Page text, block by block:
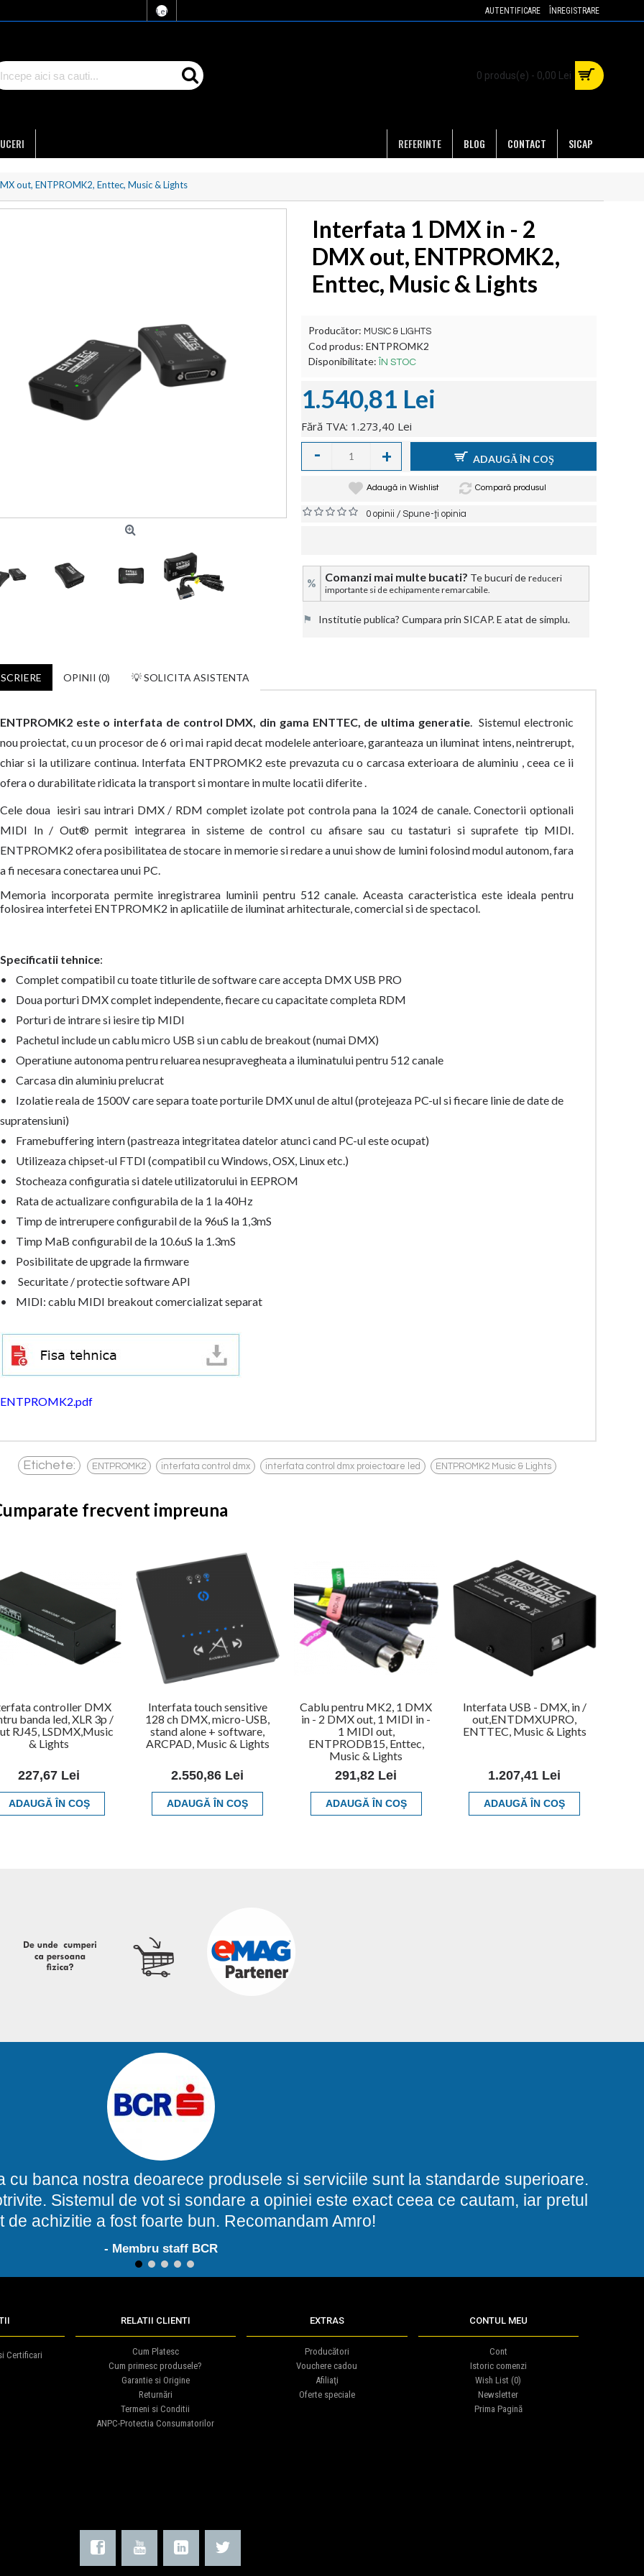
Lei AUTENTIFICARE ÎNREGISTRARE
0 produs(e) - 0,00 Lei
SICAP
CONTACT
BLOG
REFERINTE
out, ENTPROMK2, Enttec, Music & Lights
Interfata 1 DMX in - 2
DMX out, ENTPROMK2,
Enttec, Music & Lights
Producător: MUSIC & LIGHTS
Cod produs: ENTPROMK2
Disponibilitate: ÎN STOC
1.540,81 Lei
Fără TVA: 1.273,40 Lei
- + ADAUGĂ ÎN COŞ
Adaugă in Wishlist Compară produsul
0 opinii /Spune-ţi opinia
% Comanzi mai multe bucati? Te bucuri de reduceri
importante si de echipamente remarcabile.
⚑ Institutie publica? Cumpara prin SICAP. E atat de simplu.
OPINII (0) 💡 SOLICITA ASISTENTA
ENTPROMK2 este o interfata de control DMX, din gama ENTTEC, de ultima generatie. Sistemul electronic
nou proiectat, cu un procesor de 6 ori mai rapid decat modelele anterioare, garanteaza un iluminat intens, neintrerupt,
chiar si la utilizare continua. Interfata ENTPROMK2 este prevazuta cu o carcasa exterioara de aluminiu , ceea ce ii
ofera o durabilitate ridicata la transport si montare in multe locatii diferite .
Cele doua iesiri sau intrari DMX / RDM complet izolate pot controla pana la 1024 de canale. Conectorii optionali
MIDI In / Out® permit integrarea in sisteme de control cu afisare sau cu tastaturi si suprafete tip MIDI.
ENTPROMK2 ofera posibilitatea de stocare in memorie si redare a unui show de lumini folosind modul autonom, fara
a fi necesara conectarea unui PC.
Memoria incorporata permite inregistrarea luminii pentru 512 canale. Aceasta caracteristica este ideala pentru
folosirea interfetei ENTPROMK2 in aplicatiile de iluminat arhitecturale, comercial si de spectacol.
Specificatii tehnice:
• Complet compatibil cu toate titlurile de software care accepta DMX USB PRO
• Doua porturi DMX complet independente, fiecare cu capacitate completa RDM
• Porturi de intrare si iesire tip MIDI
• Pachetul include un cablu micro USB si un cablu de breakout (numai DMX)
• Operatiune autonoma pentru reluarea nesupravegheata a iluminatului pentru 512 canale
• Carcasa din aluminiu prelucrat
• Izolatie reala de 1500V care separa toate porturile DMX unul de altul (protejeaza PC-ul si fiecare linie de date de
supratensiuni)
• Framebuffering intern (pastreaza integritatea datelor atunci cand PC-ul este ocupat)
• Utilizeaza chipset-ul FTDI (compatibil cu Windows, OSX, Linux etc.)
• Stocheaza configuratia si datele utilizatorului in EEPROM
• Rata de actualizare configurabila de la 1 la 40Hz
• Timp de intrerupere configurabil de la 96uS la 1,3mS
• Timp MaB configurabil de la 10.6uS la 1.3mS
• Posibilitate de upgrade la firmware
• Securitate / protectie software API
• MIDI: cablu MIDI breakout comercializat separat
ENTPROMK2.pdf
Etichete: ENTPROMK2 , interfata control dmx , interfata control dmx proiectoare led , ENTPROMK2 Music & Lights
frecvent impreuna
controller DMX
banda led, XLR 3p /
RJ45, LSDMX,Music
& Lights
227,67 Lei
ADAUGĂ ÎN COŞ
Interfata touch sensitive
128 ch DMX, micro-USB,
stand alone + software,
ARCPAD, Music & Lights
2.550,86 Lei
ADAUGĂ ÎN COŞ
Cablu pentru MK2, 1 DMX
in - 2 DMX out, 1 MIDI in -
1 MIDI out,
ENTPRODB15, Enttec,
Music & Lights
291,82 Lei
ADAUGĂ ÎN COŞ
Interfata USB - DMX, in /
out,ENTDMXUPRO,
ENTTEC, Music & Lights
1.207,41 Lei
ADAUGĂ ÎN COŞ
cu banca nostra deoarece produsele si serviciile sunt la standarde superioare.
Sistemul de vot si sondare a opiniei este exact ceea ce cautam, iar pretul
de achizitie a fost foarte bun. Recomandam Amro!
- Membru staff BCR
1 2 3 4 5
Certificari
RELATII CLIENTI
Cum Platesc
Cum primesc produsele?
Garantie si Origine
Returnări
Termeni si Conditii
ANPC-Protectia Consumatorilor
EXTRAS
Producători
Vouchere cadou
Afiliaţi
Oferte speciale
CONTUL MEU
Cont
Istoric comenzi
Wish List (0)
Newsletter
Prima Pagină